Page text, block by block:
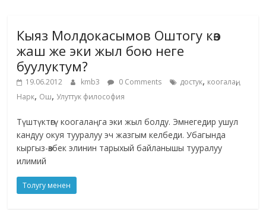
Кыяз Молдокасымов Оштогу көз
жаш же эки жыл бою неге
буулуктум?
19.06.2012 kmb3 0 Comments достук, коогалаң,
Нарк, Ош, Улуттук философия
Түштүктөгү коогалаңга эки жыл болду. Эмнегедир ушул
кандуу окуя тууралуу эч жазгым келбеди. Убагында
кыргыз-өзбек элинин тарыхый байланышы тууралуу
илимий
Толугу менен